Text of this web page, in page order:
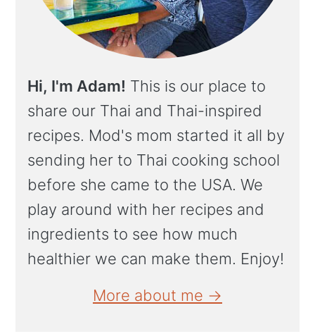
Hi, I'm Adam! This is our place to
share our Thai and Thai-inspired
recipes. Mod's mom started it all by
sending her to Thai cooking school
before she came to the USA. We
play around with her recipes and
ingredients to see how much
healthier we can make them. Enjoy!
More about me →